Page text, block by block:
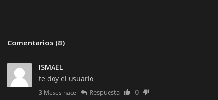
Comentarios (8)
ISMAEL
te doy el usuario
3 Meses hace Respuesta 0